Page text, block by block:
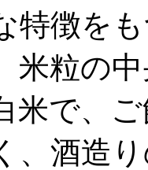
徴を
米粒の
米で、
、酒造